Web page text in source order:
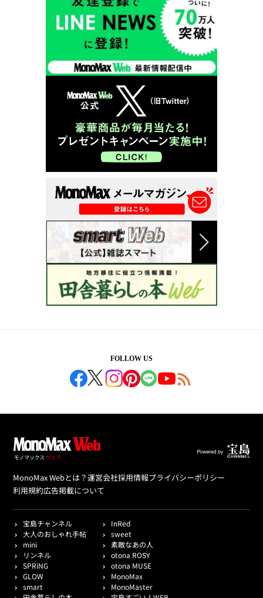
FOLLOW US
MonoMax Webとは？運営会社採用情報プライバシーポリシー
利用規約広告掲載について
宝島チャンネル
InRed
大人のおしゃれ手帖
sweet
mini
素敵なあの人
リンネル
otona ROSY
SPRiNG
otona MUSE
GLOW
MonoMax
smart
MonoMaster